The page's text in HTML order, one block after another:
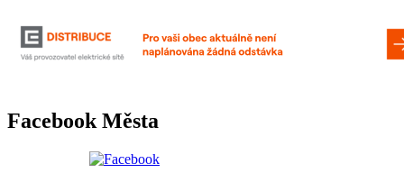
Facebook Města